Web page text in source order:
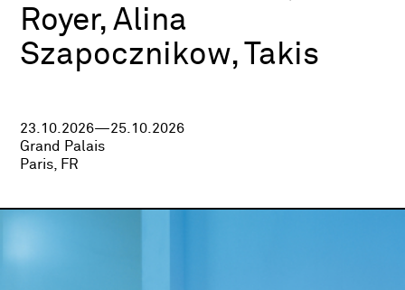
Royer, Alina
Szapocznikow, Takis
23.10.2026—25.10.2026
Grand Palais
Paris, FR